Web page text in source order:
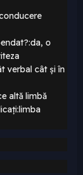
o
verbal cât și în
altă limbă